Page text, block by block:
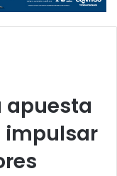
apuesta
impulsar